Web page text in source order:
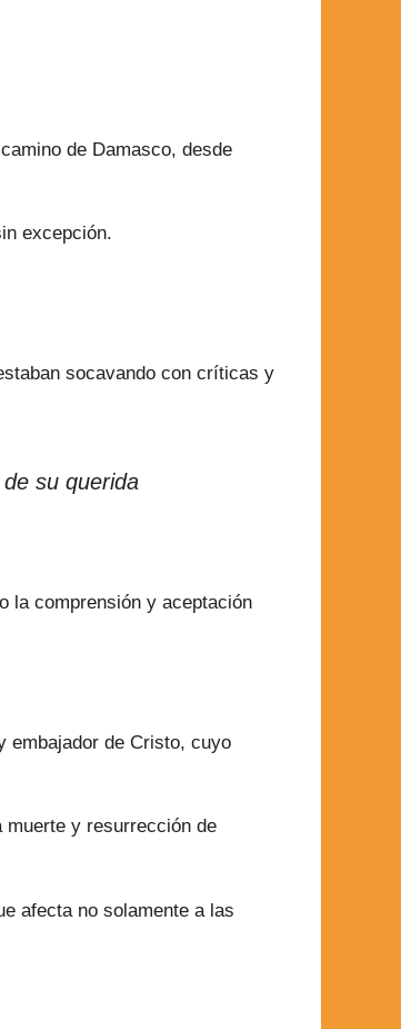
de Damasco, desde
excepción.
socavando con críticas y
su querida
la comprensión y aceptación
embajador de Cristo, cuyo
muerte y resurrección de
afecta no solamente a las